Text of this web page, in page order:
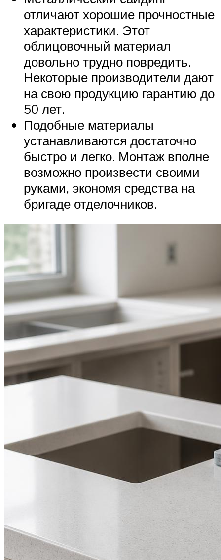
отличают хорошие прочностные
характеристики. Этот
облицовочный материал
довольно трудно повредить.
Некоторые производители дают
на свою продукцию гарантию до
50 лет.
Подобные материалы
устанавливаются достаточно
быстро и легко. Монтаж вполне
возможно произвести своими
руками, экономя средства на
бригаде отделочников.